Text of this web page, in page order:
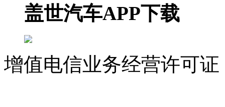
盖世汽车APP下载
增值电信业务经营许可